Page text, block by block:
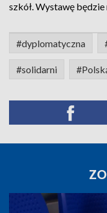
szkół. Wystawę
#dyplomatyczna
#solidarni